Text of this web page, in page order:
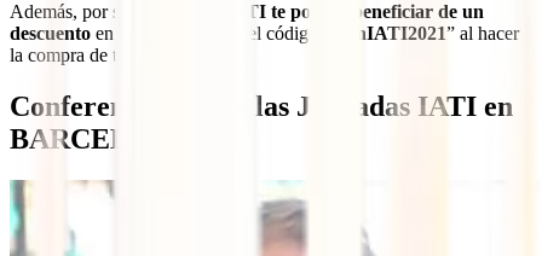
Además, por ser un
viajero IATI te podrás beneficiar de un
descuento en el precio usando el código “ ConIATI2021” al hacer
la compra de tus entradas.
Conferenciantes de las Jornadas IATI en
BARCELONA